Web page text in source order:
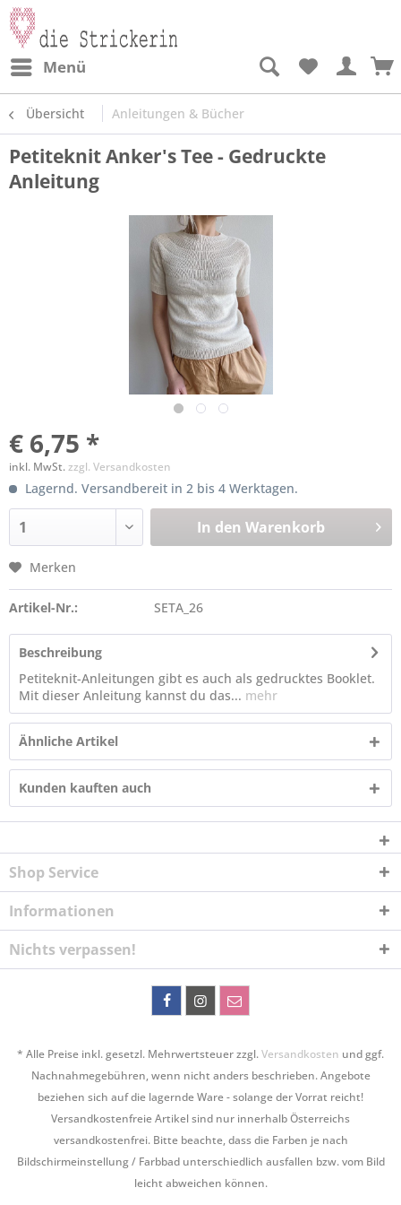
Menü
Übersicht Anleitungen & Bücher
Petiteknit Anker's Tee - Gedruckte
Anleitung
€ 6,75 *
inkl. MwSt.zzgl. Versandkosten
Lagernd. Versandbereit in 2 bis 4 Werktagen.
In den Warenkorb
Merken
Artikel-Nr.: SETA_26
Beschreibung
Petiteknit-Anleitungen gibt es auch als gedrucktes Booklet.
Mit dieser Anleitung kannst du das... mehr
Ähnliche Artikel
Kunden kauften auch
Shop Service
Informationen
Nichts verpassen!
* Alle Preise inkl. gesetzl. Mehrwertsteuer zzgl.Versandkosten und ggf.
Nachnahmegebühren, wenn nicht anders beschrieben. Angebote
beziehen sich auf die lagernde Ware - solange der Vorrat reicht!
Versandkostenfreie Artikel sind nur innerhalb Österreichs
versandkostenfrei. Bitte beachte, dass die Farben je nach
Bildschirmeinstellung / Farbbad unterschiedlich ausfallen bzw. vom Bild
leicht abweichen können.